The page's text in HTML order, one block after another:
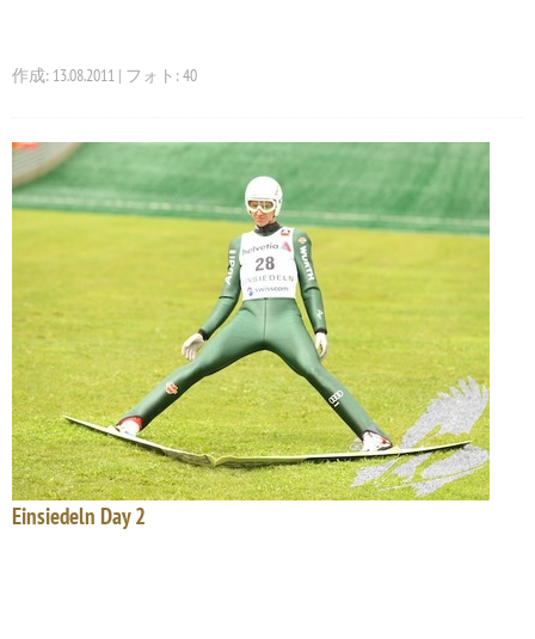
作成: 13.08.2011 | フォト: 40
Einsiedeln Day 2